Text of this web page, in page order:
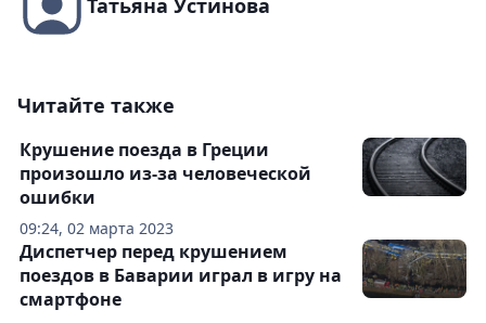
Татьяна Устинова
Читайте также
09:24, 02 марта 2023
Крушение поезда в Греции
произошло из-за человеческой
ошибки
Диспетчер перед крушением
поездов в Баварии играл в игру на
смартфоне